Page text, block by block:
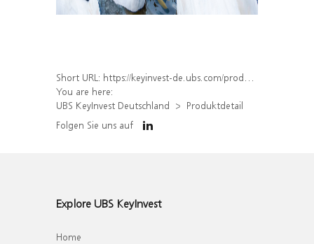
Short URL: https://keyinvest-de.ubs.com/produkt/detail/index/isin/DE000WA8U3Y0
You are here:
UBS KeyInvest Deutschland
Produktdetail
Folgen Sie uns auf
Explore UBS KeyInvest
Home